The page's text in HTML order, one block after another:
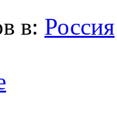
в: Россия